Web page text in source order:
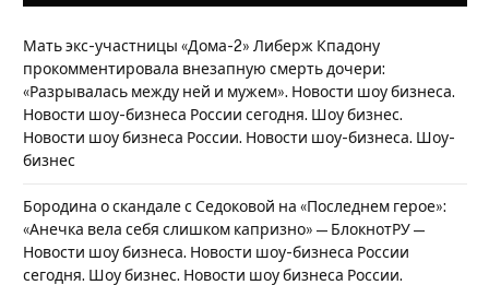
Мать экс-участницы «Дома-2» Либерж Кпадону
прокомментировала внезапную смерть дочери:
«Разрывалась между ней и мужем». Новости шоу бизнеса.
Новости шоу-бизнеса России сегодня. Шоу бизнес.
Новости шоу бизнеса России. Новости шоу-бизнеса. Шоу-
бизнес
Бородина о скандале с Седоковой на «Последнем герое»:
«Анечка вела себя слишком капризно» — БлокнотРУ —
Новости шоу бизнеса. Новости шоу-бизнеса России
сегодня. Шоу бизнес. Новости шоу бизнеса России.